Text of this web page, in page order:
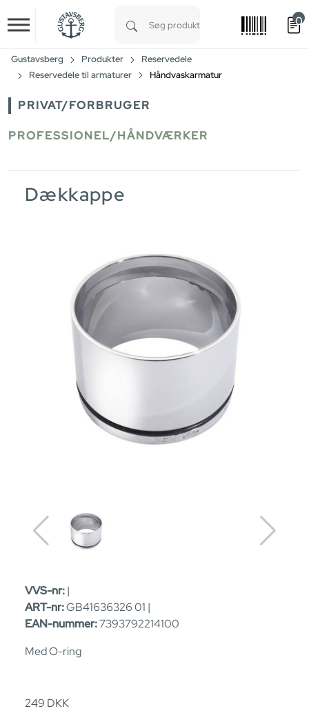
Skip to main content
0
Gustavsberg Produkter
Reservedele
Reservedele til armaturer
Håndvaskarmatur
PRIVAT/FORBRUGER
PROFESSIONEL/HÅNDVÆRKER
Dækkappe
VVS-nr:|
ART-nr:GB41636326 01 |
EAN-nummer:7393792214100
Med O-ring
249 DKK